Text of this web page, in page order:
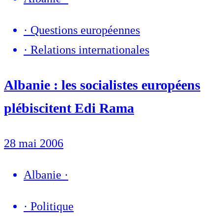
· Questions européennes
· Relations internationales
Albanie : les socialistes européens
plébiscitent Edi Rama
28 mai 2006
Albanie ·
· Politique